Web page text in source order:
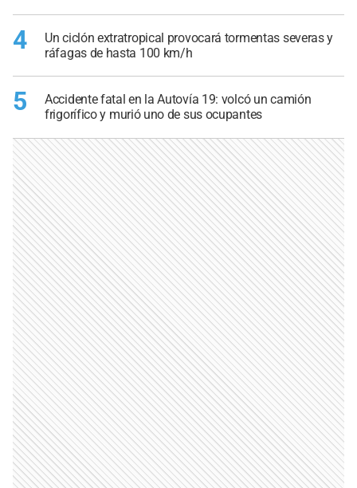
4
Un ciclón extratropical provocará tormentas severas y
ráfagas de hasta 100 km/h
5
Accidente fatal en la Autovía 19: volcó un camión
frigorífico y murió uno de sus ocupantes